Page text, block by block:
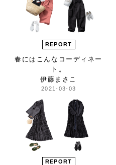
REPORT
春にはこんな コーディネー
ト。
伊藤まさこ
2021-03-03
REPORT